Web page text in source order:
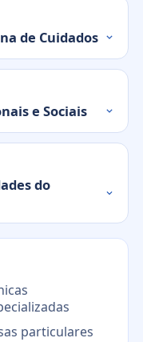
de Cuidados
e Sociais
do
particulares